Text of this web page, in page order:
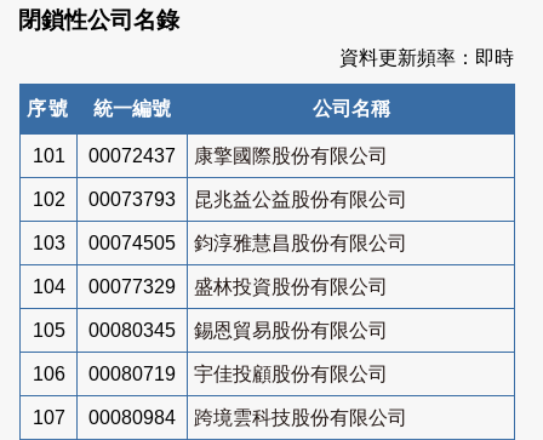
閉鎖性公司名錄
資料更新頻率：即時
序號 統一編號 公司名稱
101 00072437 康擎國際股份有限公司
102 00073793 昆兆益公益股份有限公司
103 00074505 鈞淳雅慧昌股份有限公司
104 00077329 盛林投資股份有限公司
105 00080345 錫恩貿易股份有限公司
106 00080719 宇佳投顧股份有限公司
107 00080984 跨境雲科技股份有限公司